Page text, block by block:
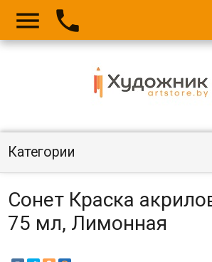
 
Категории
Сонет Краска
75 мл, Лимонная